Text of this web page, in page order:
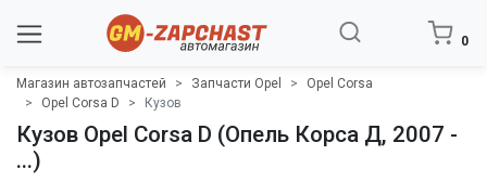
0
Магазин автозапчастей Запчасти Opel
Opel Corsa
Opel Corsa D
Кузов
Кузов Opel Corsa D (Опель Корса Д, 2007 -
...)